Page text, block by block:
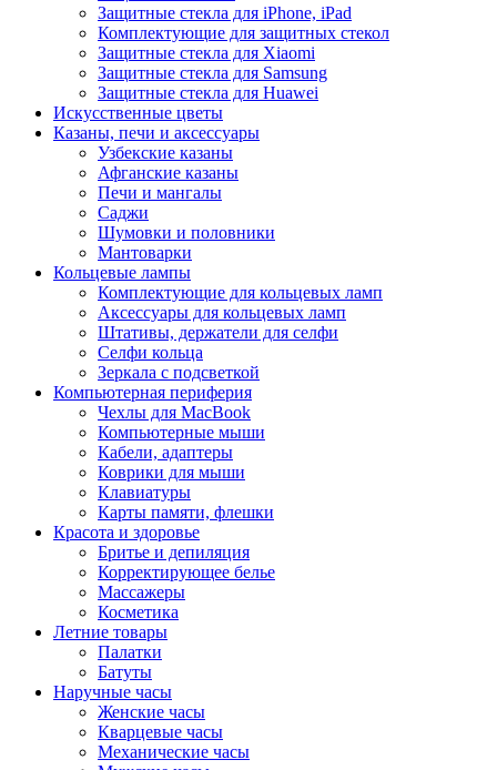
Защитные стекла для iPhone, iPad
Комплектующие для защитных стекол
Защитные стекла для Xiaomi
Защитные стекла для Samsung
Защитные стекла для Huawei
Искусственные цветы
Казаны, печи и аксессуары
Узбекские казаны
Афганские казаны
Печи и мангалы
Саджи
Шумовки и половники
Мантоварки
Кольцевые лампы
Комплектующие для кольцевых ламп
Аксессуары для кольцевых ламп
Штативы, держатели для селфи
Селфи кольца
Зеркала с подсветкой
Компьютерная периферия
Чехлы для MacBook
Компьютерные мыши
Кабели, адаптеры
Коврики для мыши
Клавиатуры
Карты памяти, флешки
Красота и здоровье
Бритье и депиляция
Корректирующее белье
Массажеры
Косметика
Летние товары
Палатки
Батуты
Наручные часы
Женские часы
Кварцевые часы
Механические часы